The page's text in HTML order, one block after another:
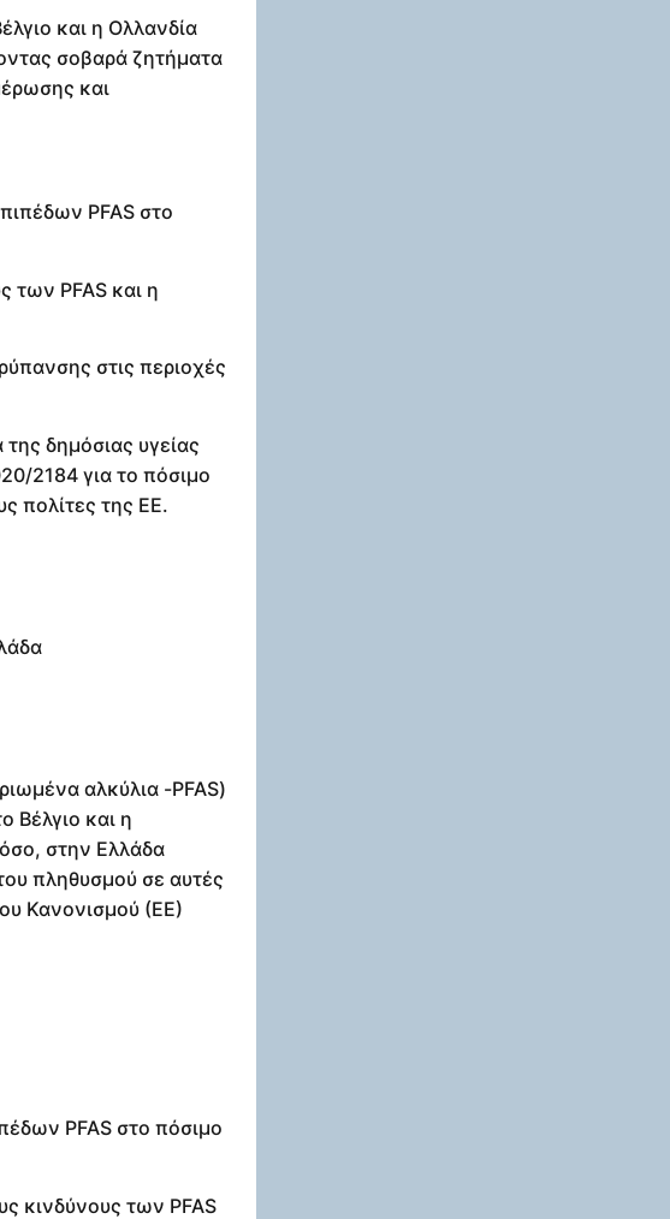
και η Ολλανδία
σοβαρά ζητήματα
και
PFAS στο
των PFAS και η
στις περιοχές
δημόσιας υγείας
2184 για το πόσιμο
πολίτες της ΕΕ.
αλκύλια -PFAS)
Βέλγιο και η
στην Ελλάδα
πληθυσμού σε αυτές
Κανονισμού (ΕΕ)
PFAS στο πόσιμο
κινδύνους των PFAS